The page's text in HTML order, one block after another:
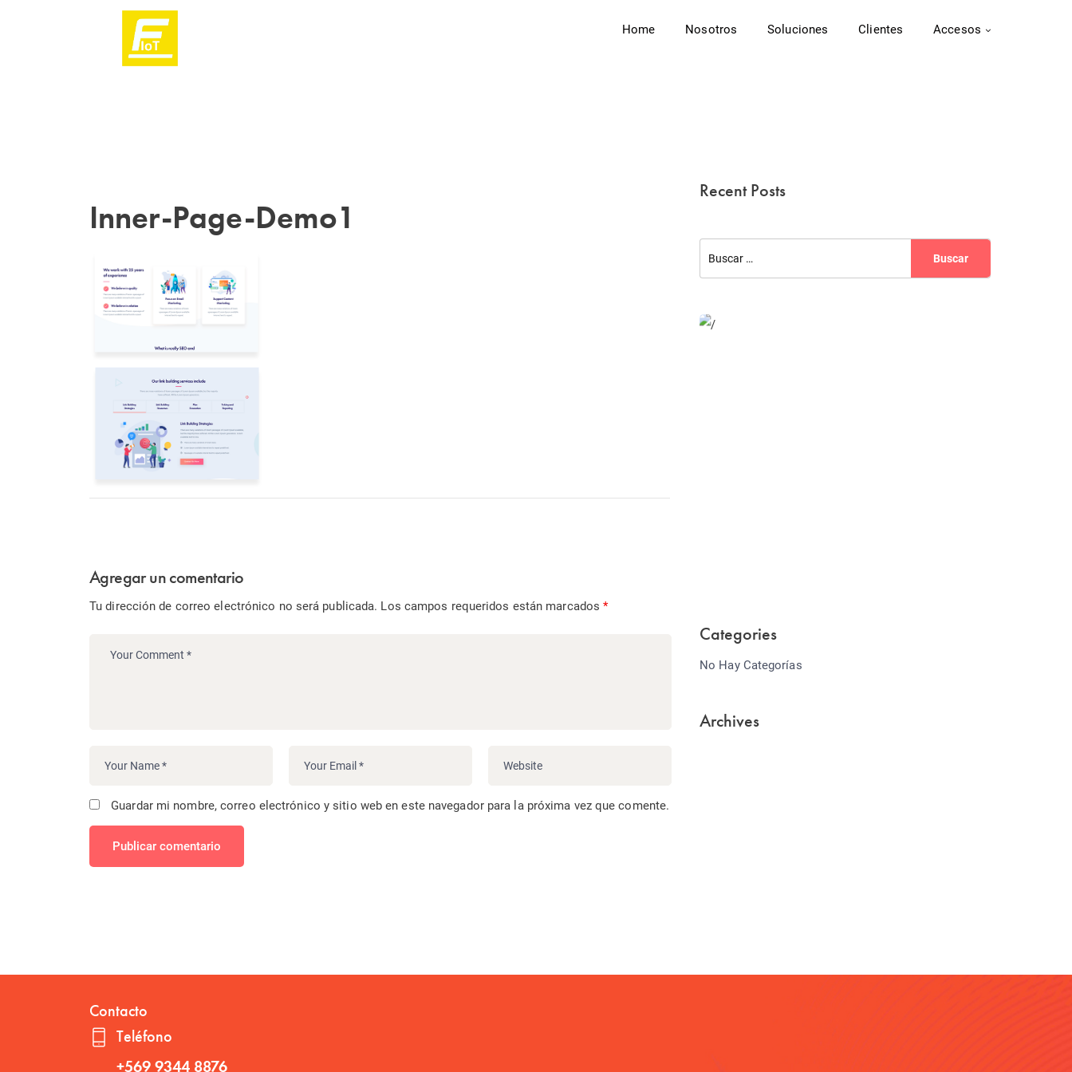
Home Nosotros Soluciones Clientes Accesos
Inner-Page-Demo1
Agregar un comentario
Tu dirección de correo electrónico no será publicada. Los campos requeridos están marcados*
Guardar mi nombre, correo electrónico y sitio web en este navegador para la próxima vez que comente.
Publicar comentario
Recent Posts
Categories
No Hay Categorías
Archives
Contacto
Teléfono
+569 9344 8876